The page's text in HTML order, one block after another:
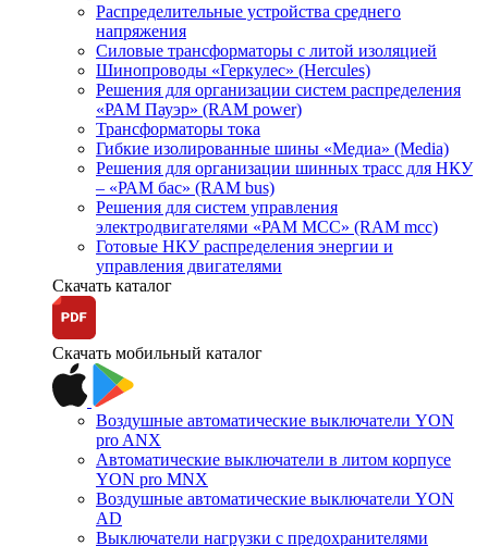
Распределительные устройства среднего
напряжения
Силовые трансформаторы с литой изоляцией
Шинопроводы «Геркулес» (Hercules)
Решения для организации систем распределения
«РАМ Пауэр» (RAM power)
Трансформаторы тока
Гибкие изолированные шины «Медиа» (Media)
Решения для организации шинных трасс для НКУ
– «РАМ бас» (RAM bus)
Решения для систем управления
электродвигателями «РАМ МСС» (RAM mcc)
Готовые НКУ распределения энергии и
управления двигателями
Скачать каталог
Скачать мобильный каталог
Воздушные автоматические выключатели YON
pro ANX
Автоматические выключатели в литом корпусе
YON pro MNX
Воздушные автоматические выключатели YON
AD
Выключатели нагрузки с предохранителями